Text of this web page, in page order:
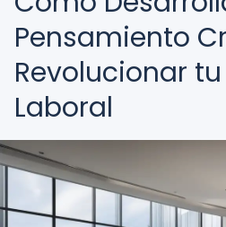
Pensamiento
Revolucionar
Laboral